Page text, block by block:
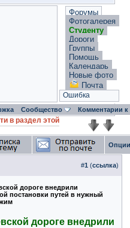
Форумы
Фотогалерея
Студенту
Дороги
Группы
Помощь
Календарь
Новые фото
Почта
Ошибка
Сообщество Комментарии
в раздел этой
#1 (ссылка)
дороге внедрили
постановки путей в нужный
дороге внедрили